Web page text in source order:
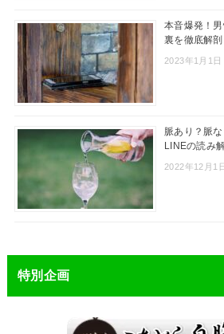
本音爆発！
裏を徹底解剖
2023年1月1日
脈あり？脈
LINEの読み
2022年12月1
特別企画